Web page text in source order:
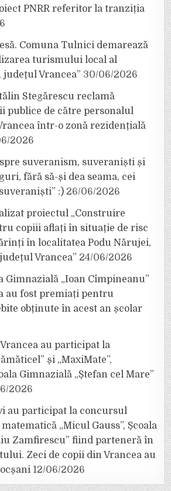
PNRR referitor la tranziția
Comuna Tulnici demarează
turismului local al
Vrancea” 30/06/2026
Stegărescu reclamă
publice de către personalul
într-o zonă rezidențială
2026
suveranism, suveraniști și
fără să-și dea seama, cei
:) 26/06/2026
proiectul „Construire
copiii aflați în situație de risc
în localitatea Podu Nărujei,
Vrancea” 24/06/2026
Gimnazială „Ioan Cîmpineanu”
au fost premiați pentru
obținute în acest an școlar
au participat la
și „MaxiMate”,
Gimnazială „Ștefan cel Mare”
2026
au participat la concursul
„Micul Gauss”, Școala
Zamfirescu” fiind parteneră în
Zeci de copii din Vrancea au
12/06/2026